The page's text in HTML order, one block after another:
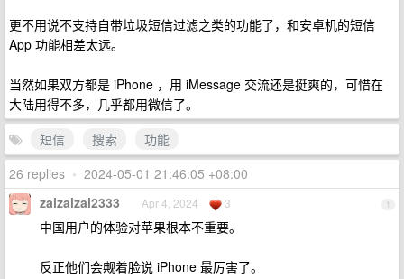
更不用说不支持自带垃圾短信过滤之类的功能了，和安卓机的短信
App 功能相差太远。
当然如果双方都是 iPhone ，用 iMessage 交流还是挺爽的，可惜在
大陆用得不多，几乎都用微信了。
短信
搜索
功能
26 replies • 2024-05-01 21:46:05 +08:00
1
zaizaizai2333 Apr 4, 2024 3
中国用户的体验对苹果根本不重要。
反正他们会觍着脸说 iPhone 最厉害了。